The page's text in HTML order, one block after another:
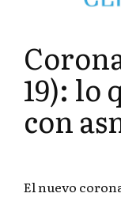
19): lo
con
El nuevo